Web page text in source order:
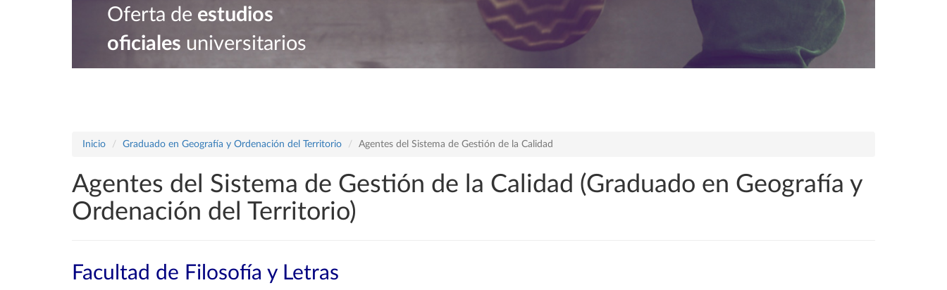
Oferta de estudios
oficiales universitarios
Inicio Graduado en Geografía y Ordenación del Territorio Agentes del Sistema de Gestión de la Calidad
Agentes del Sistema de Gestión de la Calidad (Graduado en Geografía y
Ordenación del Territorio)
Facultad de Filosofía y Letras